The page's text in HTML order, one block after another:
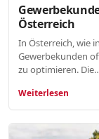
Österreich
In Österreich, wie
Gewerbekunden
zu optimieren.
Weiterlesen